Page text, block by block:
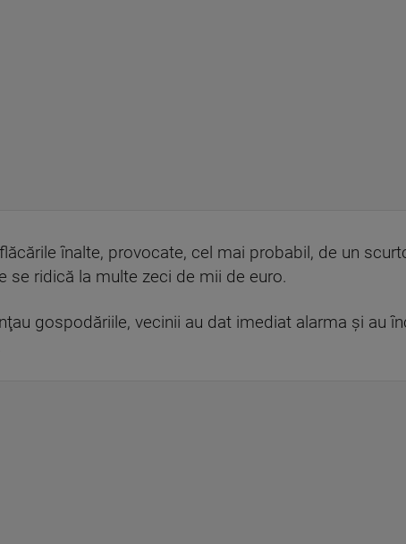
înalte, provocate, cel mai probabil, de un
se ridică la multe zeci de mii de euro.
gospodăriile, vecinii au dat imediat alarma şi au